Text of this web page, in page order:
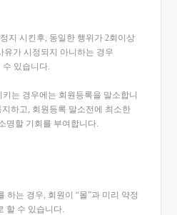
지 시킨후, 동일한 행위가 2회이상
유가 시정되지 아니하는 경우
수 있습니다.
는 경우에는 회원등록을 말소합니
하고, 회원등록 말소전에 최소한
명할 기회를 부여합니다.
하는 경우, 회원이 “몰”과 미리 약정
할 수 있습니다.